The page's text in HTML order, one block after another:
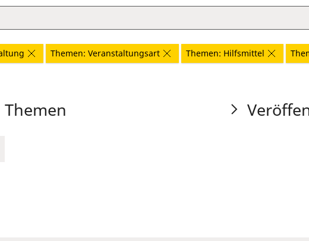
Themen: Veranstaltungsart Themen: Hilfsmittel
Themen